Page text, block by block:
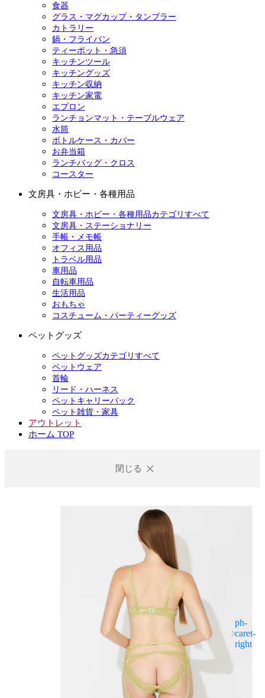
食器
グラス・マグカップ・タンブラー
カトラリー
鍋・フライパン
ティーポット・急須
キッチンツール
キッチングッズ
キッチン収納
キッチン家電
エプロン
ランチョンマット・テーブルウェア
水筒
ボトルケース・カバー
お弁当箱
ランチバッグ・クロス
コースター
文房具・ホビー・各種用品
文房具・ホビー・各種用品カテゴリすべて
文房具・ステーショナリー
手帳・メモ帳
オフィス用品
トラベル用品
車用品
自転車用品
生活用品
おもちゃ
コスチューム・パーティーグッズ
ペットグッズ
ペットグッズカテゴリすべて
ペットウェア
首輪
リード・ハーネス
ペットキャリーバック
ペット雑貨・家具
アウトレット
ホーム TOP
閉じる